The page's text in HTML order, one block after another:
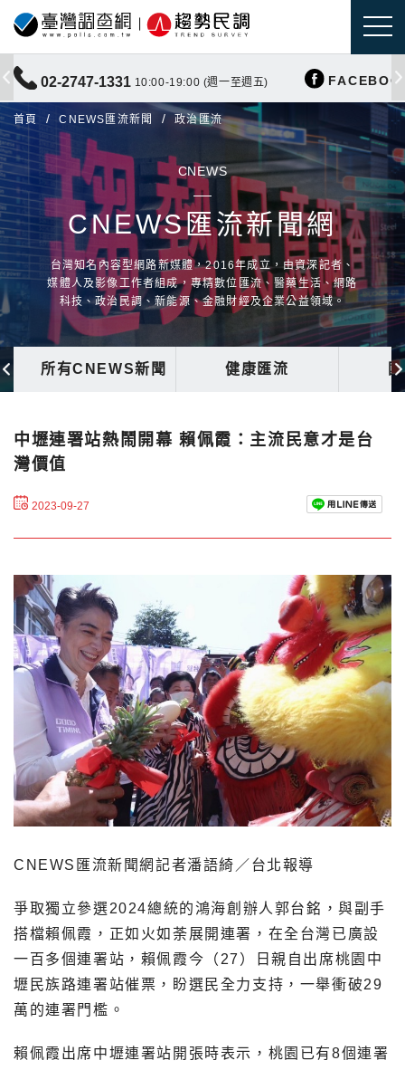
02-2747-1331 10:00-19:00 (週一至週五)
首頁 CNEWS匯流新聞 政治匯流
CNEWS
CNEWS匯流新聞網
台灣知名內容型網路新媒體，2016年成立，由資深記者、
媒體人及影像工作者組成，專精數位匯流、醫藥生活、網路
科技、政治民調、新能源、金融財經及企業公益領域。
所有CNEWS新聞 健康匯流
中壢連署站熱鬧開幕 賴佩霞：主流民意才是台
灣價值
2023-09-27
CNEWS匯流新聞網記者潘語綺／台北報導
爭取獨立參選2024總統的鴻海創辦人郭台銘，與副手
搭檔賴佩霞，正如火如荼展開連署，在全台灣已廣設
一百多個連署站，賴佩霞今（27）日親自出席桃園中
壢民族路連署站催票，盼選民全力支持，一舉衝破29
萬的連署門檻。
賴佩霞出席中壢連署站開張時表示，桃園已有8個連署